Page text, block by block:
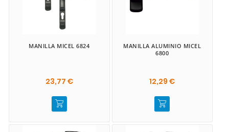
MANILLA MICEL 6824
23,77 €
MANILLA ALUMINIO MICEL
6800
12,29 €